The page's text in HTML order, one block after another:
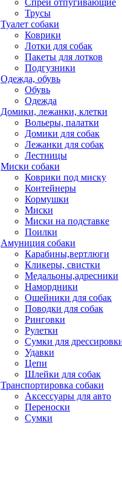
Спреи отпугивающие
Трусы
Туалет собаки
Коврики
Лотки для собак
Пакеты для лотков
Подгузники
Одежда, обувь
Обувь
Одежда
Домики, лежанки, клетки
Вольеры, палатки
Домики для собак
Лежанки для собак
Лестницы
Миски собаки
Коврики под миску
Контейнеры
Кормушки
Миски
Миски на подставке
Поилки
Амуниция собаки
Карабины,вертлюги
Кликеры, свистки
Медальоны,адресники
Намордники
Ошейники для собак
Поводки для собак
Ринговки
Рулетки
Сумки для
Удавки
Цепи
Шлейки для собак
Транспортировка собаки
Аксессуары для авто
Переноски
Сумки